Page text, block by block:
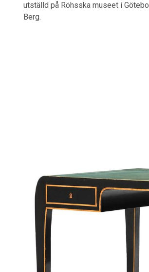
utställd på Röhsska museet i
Berg.